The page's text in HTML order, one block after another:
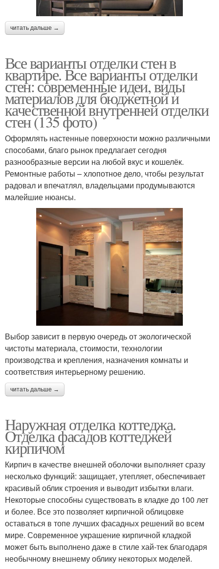
читать дальше →
Все варианты отделки стен в
квартире. Все варианты отделки
стен: современные идеи, виды
материалов для бюджетной и
качественной внутренней отделки
стен (135 фото)
Оформлять настенные поверхности можно различными
способами, благо рынок предлагает сегодня
разнообразные версии на любой вкус и кошелёк.
Ремонтные работы – хлопотное дело, чтобы результат
радовал и впечатлял, владельцами продумываются
малейшие нюансы.
Выбор зависит в первую очередь от экологической
чистоты материала, стоимости, технологии
производства и крепления, назначения комнаты и
соответствия интерьерному решению.
читать дальше →
Наружная отделка коттеджа.
Отделка фасадов коттеджей
кирпичом
Кирпич в качестве внешней оболочки выполняет сразу
несколько функций: защищает, утепляет, обеспечивает
красивый облик строения и выводит избытки влаги.
Некоторые способны существовать в кладке до 100 лет
и более. Все это позволяет кирпичной облицовке
оставаться в топе лучших фасадных решений во всем
мире. Современное украшение кирпичной кладкой
может быть выполнено даже в стиле хай-тек благодаря
необычному внешнему облику некоторых моделей.